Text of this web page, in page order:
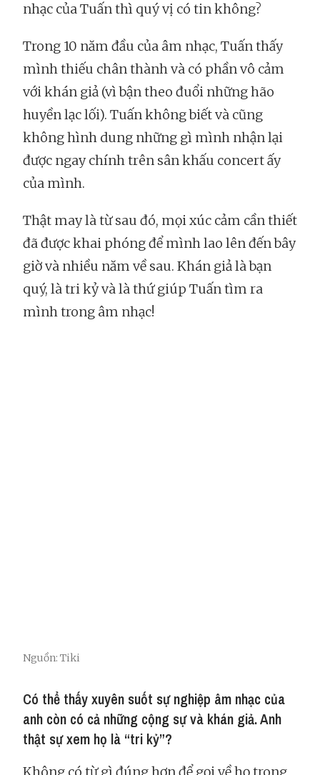
nhạc của Tuấn thì quý vị có tin không?
Trong 10 năm đầu của âm nhạc, Tuấn thấy
mình thiếu chân thành và có phần vô cảm
với khán giả (vì bận theo đuổi những hão
huyền lạc lối). Tuấn không biết và cũng
không hình dung những gì mình nhận lại
được ngay chính trên sân khấu concert ấy
của mình.
Thật may là từ sau đó, mọi xúc cảm cần thiết
đã được khai phóng để mình lao lên đến bây
giờ và nhiều năm về sau. Khán giả là bạn
quý, là tri kỷ và là thứ giúp Tuấn tìm ra
mình trong âm nhạc!
Nguồn: Tiki
Có thể thấy xuyên suốt sự nghiệp âm nhạc của
anh còn có cả những cộng sự và khán giả. Anh
thật sự xem họ là “tri kỷ”?